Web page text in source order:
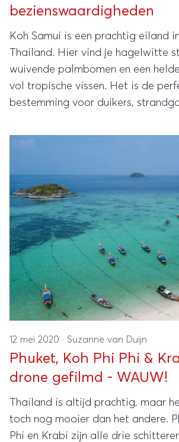
bezienswaardigheden
Koh Samui is een prachtig eiland
Thailand. Hier vind je hagelwitte
wuivende palmbomen en een
vol tropische vissen. Het is de
bestemming voor duikers,
aanrader voor cultuurliefhebbers,
Boeddhabeelden die er te zien
12 mei 2020 · Suzanne van Duijn
Phuket, Koh Phi Phi &
drone gefilmd - WAUW!
Thailand is altijd prachtig, maar
toch nog mooier dan het andere.
Phi en Krabi zijn alle drie